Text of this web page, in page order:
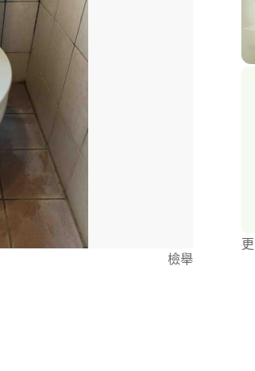
檢舉
要付費